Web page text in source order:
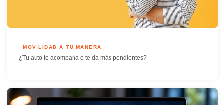
MOVILIDAD A TU MANERA
¿Tu auto te acompaña o te da más pendientes?